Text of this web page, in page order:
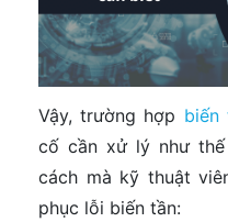
Vậy, trường hợp biến
cố cần xử lý như
cách mà kỹ thuật
phục lỗi biến tần: